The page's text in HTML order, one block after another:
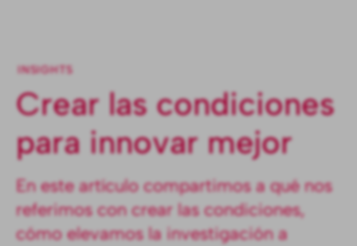
INSIGHTS
Crear las condiciones
para innovar mejor
En este artículo compartimos a qué nos
referimos con crear las condiciones,
cómo elevamos la investigación a